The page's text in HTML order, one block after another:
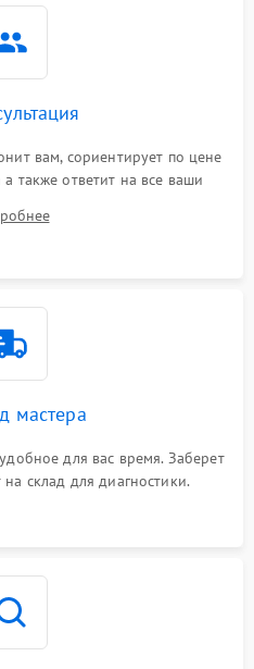
вам, сориентирует по цене
также ответит на все ваши
мастера
для вас время. Заберет
склад для диагностики.